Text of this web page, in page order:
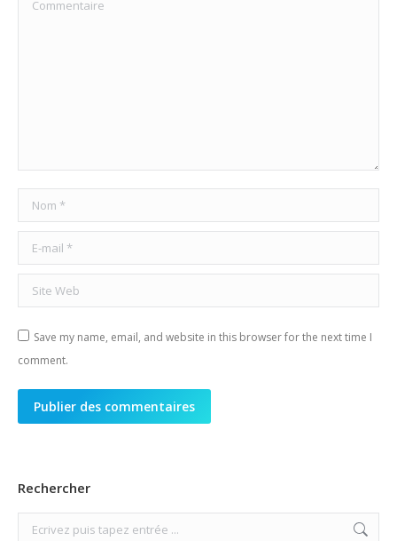
Nom *
E-mail *
Site Web
Save my name, email, and website in this browser for the next time I
comment.
Publier des commentaires
Rechercher
Search: